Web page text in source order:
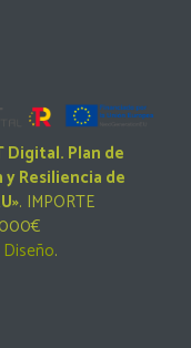
Digital. Plan de
Resiliencia de
. IMPORTE
.